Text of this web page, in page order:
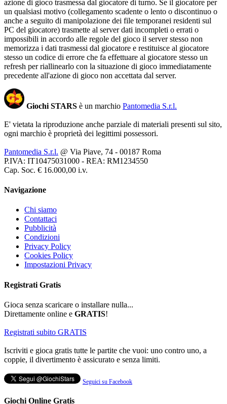
azione di gioco trasmessa dal giocatore di turno. Se il giocatore per
un qualsiasi motivo (collegamento scadente o lento o discontinuo o
anche a seguito di manipolazione dei file temporanei residenti sul
PC del giocatore) trasmette al server dati incompleti o errati o
impossibili in accordo alle regole del gioco il server stesso non
memorizza i dati trasmessi dal giocatore e restituisce al giocatore
stesso un codice di errore che fa effettuare al giocatore stesso un
refresh per riallinearlo con la situazione di gioco immediatamente
precedente all'azione di gioco non accettata dal server.
Giochi STARS è un marchio Pantomedia S.r.l.
E' vietata la riproduzione anche parziale di materiali presenti sul sito,
ogni marchio è proprietà dei legittimi possessori.
Pantomedia S.r.l. @ Via Piave, 74 - 00187 Roma
P.IVA: IT10475031000 - REA: RM1234550
Cap. Soc. € 16.000,00 i.v.
Navigazione
Chi siamo
Contattaci
Pubblicità
Condizioni
Privacy Policy
Cookies Policy
Impostazioni Privacy
Registrati Gratis
Gioca senza scaricare o installare nulla...
Direttamente online e GRATIS!
Registrati subito GRATIS
Iscriviti e gioca gratis tutte le partite che vuoi: uno contro uno, a
coppie, il divertimento è assicurato e senza limiti.
Seguici su Facebook
Giochi Online Gratis